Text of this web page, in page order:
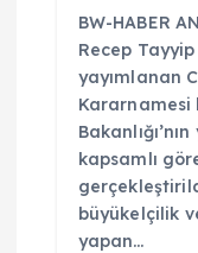
BW-HABER
Recep Tayyip
yayımlanan
Kararnamesi
kapsamlı
büyükelçilik
yapan…